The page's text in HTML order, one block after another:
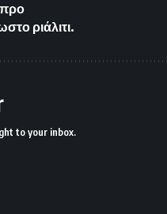
ριάλιτι.
to your inbox.